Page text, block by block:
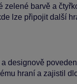
zelené barvě a
lze připojit další
designově
hraní a zajistil